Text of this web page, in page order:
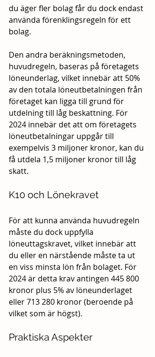
du äger fler bolag får du dock endast
använda förenklingsregeln för ett
bolag.
Den andra beräkningsmetoden,
huvudregeln, baseras på företagets
löneunderlag, vilket innebär att 50%
av den totala löneutbetalningen från
företaget kan ligga till grund för
utdelning till låg beskattning. För
2024 innebär det att om företagets
löneutbetalningar uppgår till
exempelvis 3 miljoner kronor, kan du
få utdela 1,5 miljoner kronor till låg
skatt.
K10 och Lönekravet
För att kunna använda huvudregeln
måste du dock uppfylla
löneuttagskravet, vilket innebär att
du eller en närstående måste ta ut
en viss minsta lön från bolaget. För
2024 är detta krav antingen 445 800
kronor plus 5% av löneunderlaget
eller 713 280 kronor (beroende på
vilket som är högst).
Praktiska Aspekter